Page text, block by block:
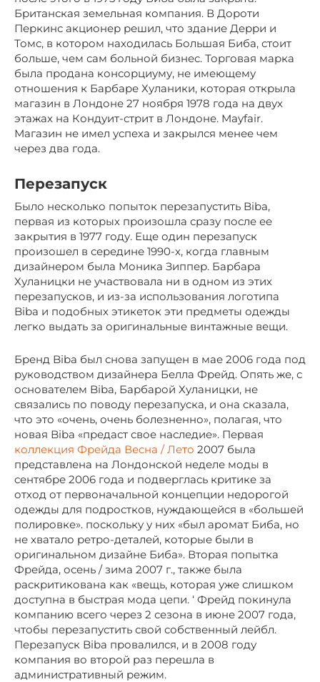
Британская земельная компания. В Дороти
Перкинс акционер решил, что здание Дерри и
Томс, в котором находилась Большая Биба, стоит
больше, чем сам больной бизнес. Торговая марка
была продана консорциуму, не имеющему
отношения к Барбаре Хуланики, которая открыла
магазин в Лондоне 27 ноября 1978 года на двух
этажах на Кондуит-стрит в Лондоне. Mayfair.
Магазин не имел успеха и закрылся менее чем
через два года.
Перезапуск
Было несколько попыток перезапустить Biba,
первая из которых произошла сразу после ее
закрытия в 1977 году. Еще один перезапуск
произошел в середине 1990-х, когда главным
дизайнером была Моника Зиппер. Барбара
Хуланицки не участвовала ни в одном из этих
перезапусков, и из-за использования логотипа
Biba и подобных этикеток эти предметы одежды
легко выдать за оригинальные винтажные вещи.
Бренд Biba был снова запущен в мае 2006 года под
руководством дизайнера Белла Фрейд. Опять же, с
основателем Biba, Барбарой Хуланицки, не
связались по поводу перезапуска, и она сказала,
что это «очень, очень болезненно», полагая, что
новая Biba «предаст свое наследие». Первая
коллекция Фрейда Весна / Лето 2007 была
представлена ​​на Лондонской неделе моды в
сентябре 2006 года и подверглась критике за
отход от первоначальной концепции недорогой
одежды для подростков, нуждающейся в «большей
полировке». поскольку у них «был аромат Биба, но
не хватало ретро-деталей, которые были в
оригинальном дизайне Биба». Вторая попытка
Фрейда, осень / зима 2007 г., также была
раскритикована как «вещь, которая уже слишком
доступна в быстрая мода цепи. ‘ Фрейд покинула
компанию всего через 2 сезона в июне 2007 года,
чтобы перезапустить свой собственный лейбл.
Перезапуск Biba провалился, и в 2008 году
компания во второй раз перешла в
административный режим.